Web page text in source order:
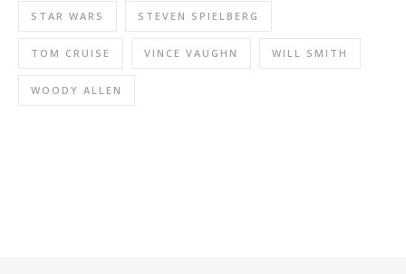
STAR WARS STEVEN SPIELBERG
TOM CRUISE VINCE VAUGHN WILL SMITH
WOODY ALLEN